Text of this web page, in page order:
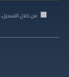
من خلال